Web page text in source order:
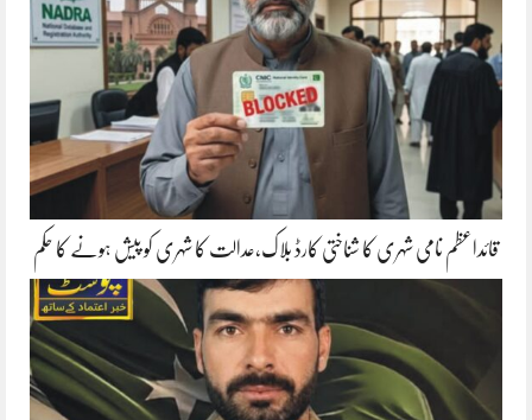
قائداعظم نامی شہری کا شناختی کارڈ بلاک،عدالت کا شہری کو پیش ہونے کا حکم